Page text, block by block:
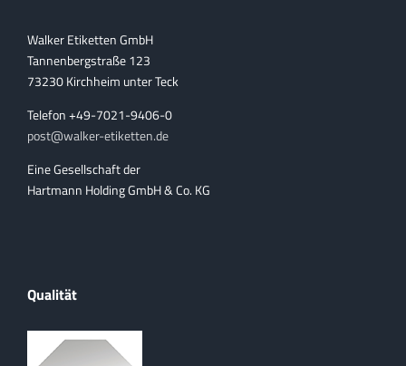
Walker Etiketten GmbH
Tannenbergstraße 123
73230 Kirchheim unter Teck
Telefon +49-7021-9406-0
post@walker-etiketten.de
Eine Gesellschaft der
Hartmann Holding GmbH & Co. KG
Qualität